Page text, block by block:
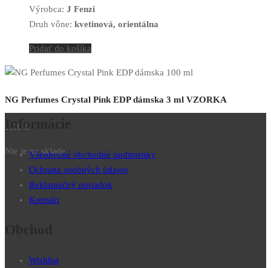
Výrobca: J Fenzi
Druh vône: kvetinová, orientálna
Pridať do košíka
NG Perfumes Crystal Pink EDP dámska 3 ml VZORKA
1,00 €
Nie je na sklade
Informácie
Všeobecné obchodné podmienky
Ochrana osobných údajov
Reklamačný poriadok
Kontakt
Wishlist